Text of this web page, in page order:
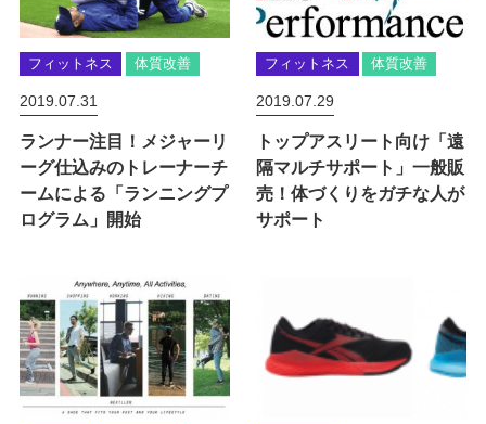
フィットネス 体質改善
2019.07.31
ランナー注目！メジャーリ
ーグ仕込みのトレーナーチ
ームによる「ランニングプ
ログラム」開始
フィットネス 体質改善
2019.07.29
トップアスリート向け「遠
隔マルチサポート」一般販
売！体づくりをガチな人が
サポート